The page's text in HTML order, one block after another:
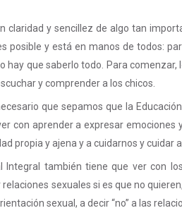
claridad y sencillez de algo tan
posible y está en manos de todos:
hay que saberlo todo. Para
y comprender a los chicos.
que sepamos que la
con aprender a expresar
propia y ajena y a cuidarnos y cuidar
Integral también tiene que ver con
sexuales si es que no
sexual, a decir “no” a las